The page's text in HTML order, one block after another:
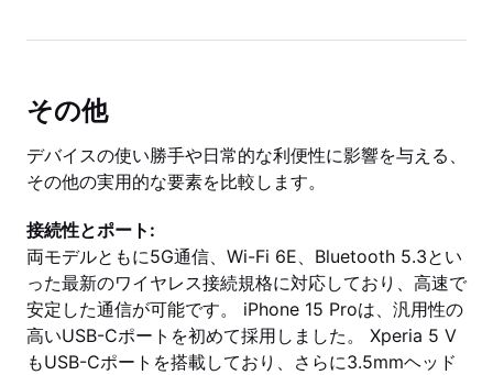
その他
デバイスの使い勝手や日常的な利便性に影響を与える、
その他の実用的な要素を比較します。
接続性とポート:
両モデルともに5G通信、Wi-Fi 6E、Bluetooth 5.3とい
った最新のワイヤレス接続規格に対応しており、高速で
安定した通信が可能です。 iPhone 15 Proは、汎用性の
高いUSB-Cポートを初めて採用しました。 Xperia 5 V
もUSB-Cポートを搭載しており、さらに3.5mmヘッド